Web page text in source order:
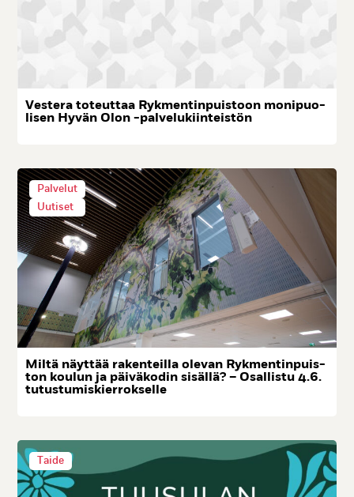
Ves­te­ra to­teut­taa Ryk­men­tin­puis­toon mo­ni­puo­
li­sen Hy­vän Olon -pal­ve­lu­kiin­teis­tön
Palvelut
Uutiset
Mil­tä näyt­tää ra­ken­teil­la ole­van Ryk­men­tin­puis­
ton kou­lun ja päi­vä­ko­din si­säl­lä? – Osal­lis­tu 4.6.
tu­tus­tu­mis­kier­rok­sel­le
Taide